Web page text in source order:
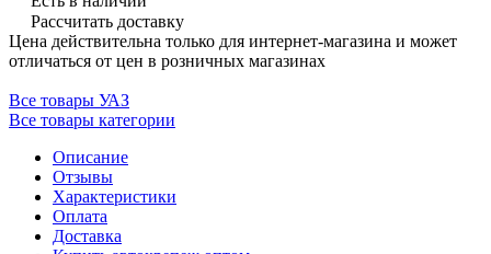
Рассчитать доставку
Цена действительна только для интернет-магазина и может
отличаться от цен в розничных магазинах
Все товары УАЗ
Все товары категории
Описание
Отзывы
Характеристики
Оплата
Доставка